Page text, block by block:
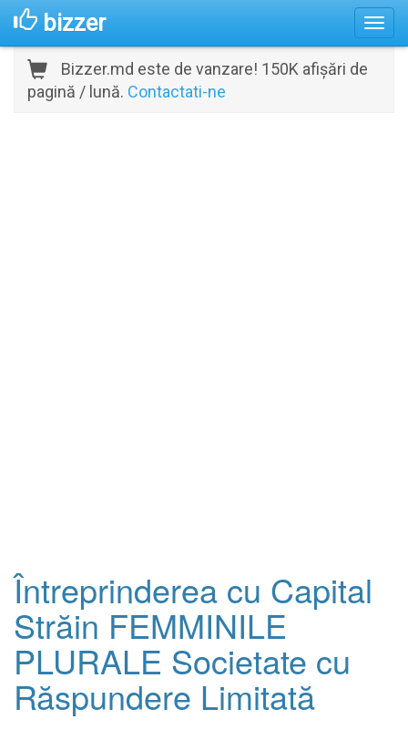
bizzer
Bizzer.md este de vanzare! 150K afișări de
pagină / lună. Contactati-ne
Întreprinderea cu Capital
Străin FEMMINILE
PLURALE Societate cu
Răspundere Limitată